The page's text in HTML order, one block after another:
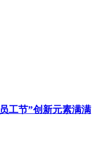
工节”创新元素满满